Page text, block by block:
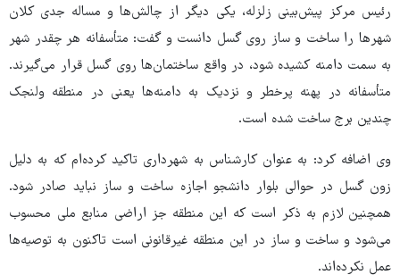
رئیس مرکز پیش‌بینی زلزله، یکی دیگر از چالش‌ها و مساله جدی کلان
شهرها را ساخت و ساز روی گسل دانست و گفت: متأسفانه هر چقدر شهر
به سمت دامنه کشیده شود، در واقع ساختمان‌ها روی گسل قرار می‌گیرند.
متأسفانه در پهنه پرخطر و نزدیک به دامنه‌ها یعنی در منطقه ولنجک
چندین برج ساخت شده است.
وی اضافه کرد: به عنوان کارشناس به شهرداری تاکید کرده‌ام که به دلیل
زون گسل در حوالی بلوار دانشجو اجازه ساخت و ساز نباید صادر شود.
همچنین لازم به ذکر است که این منطقه جز اراضی منابع ملی محسوب
می‌شود و ساخت و ساز در این منطقه غیرقانونی است تاکنون به توصیه‌ها
عمل نکرده‌اند.